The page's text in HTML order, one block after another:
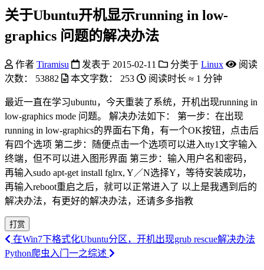
关于Ubuntu开机显示running in low-
graphics 问题的解决办法
作者 Tiramisu 发表于 2015-02-11 分类于 Linux
阅读
次数：
53882 本文字数： 253 阅读时长 ≈ 1 分钟
最近一直在学习ubuntu，今天重装了系统，开机出现running in
low-graphics mode 问题。 解决办法如下： 第一步：在出现
running in low-graphics的界面右下角，有一个OK按钮，点击后
有四个选项 第二步：随便点击一个选项可以进入tty1文字输入
终端，但不可以进入图形界面 第三步：输入用户名和密码，
再输入sudo apt-get install fglrx, Y／N选择Y，等待安装成功，
再输入reboot重启之后，就可以正常进入了 以上是我遇到后的
解决办法，有更好的解决办法，还请多多指教
打赏
在Win7下格式化Ubuntu分区，开机出现grub rescue解决办法
Python爬虫入门一之综述